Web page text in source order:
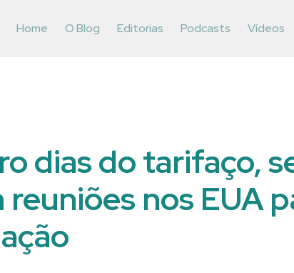
Home O Blog Editorias Podcasts Vídeos
dias do tarifaço,
reuniões nos EUA